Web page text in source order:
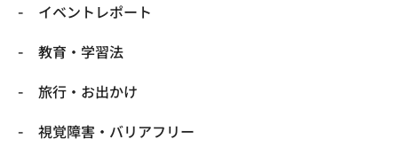
​イベントレポート
​教育・学習法
​旅行・お出かけ
​視覚障害・バリアフリー